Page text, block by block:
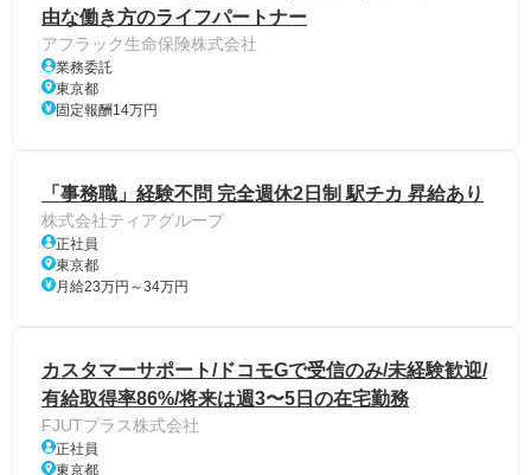
由な働き方のライフパートナー
アフラック生命保険株式会社
業務委託
東京都
固定報酬14万円
「事務職」経験不問 完全週休2日制 駅チカ 昇給あり
株式会社ティアグループ
正社員
東京都
月給23万円～34万円
カスタマーサポート/ドコモGで受信のみ/未経験歓迎/
有給取得率86%/将来は週3〜5日の在宅勤務
FJUTプラス株式会社
正社員
東京都